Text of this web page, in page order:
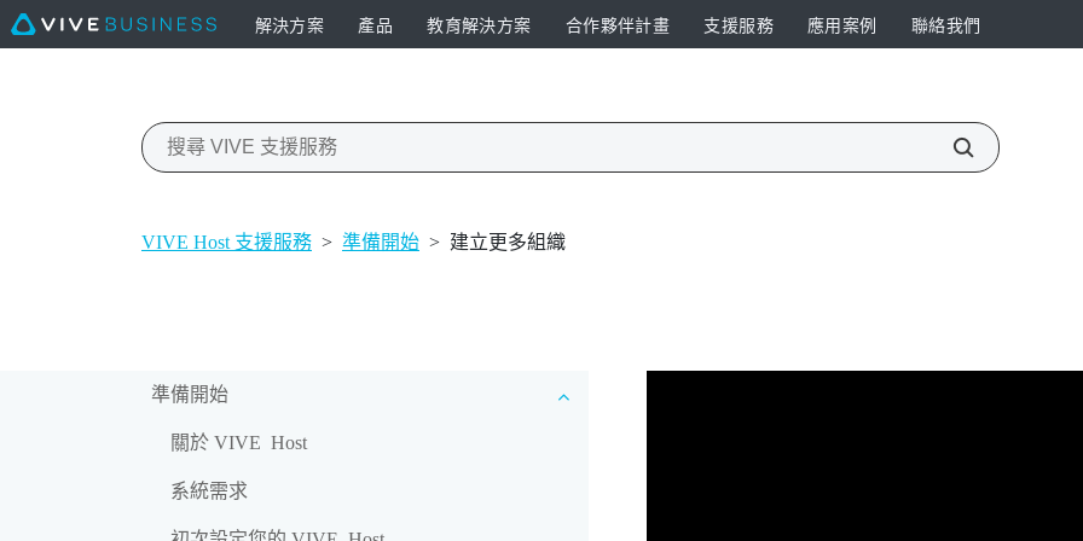
解決方案 產品 教育解決方案 合作夥伴計畫 支援服務 應用案例 聯絡我們
VIVE Host 支援服務 > 準備開始 > 建立更多組織
準備開始
關於 VIVE Host
系統需求